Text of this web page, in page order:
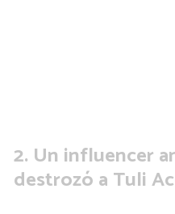
Un influencer
destrozó a Tuli